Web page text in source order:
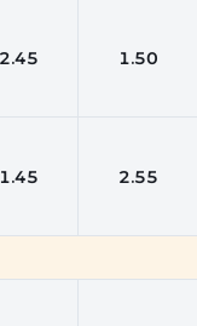
2.45 1.50
1.45 2.55